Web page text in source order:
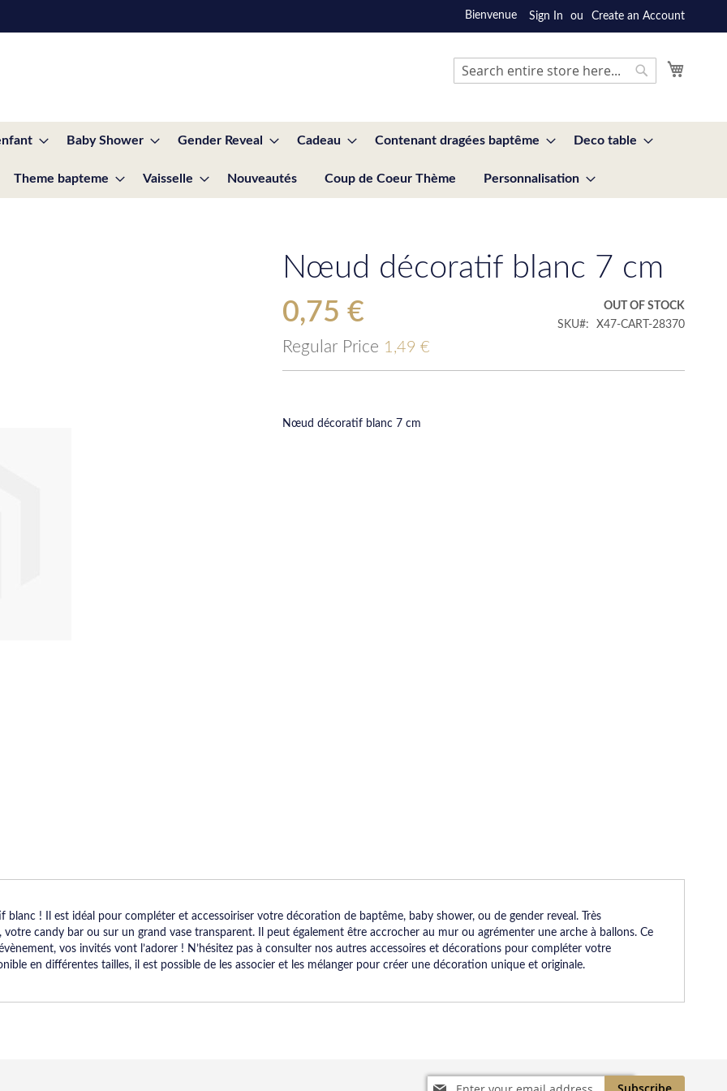
Bienvenue Sign In Create an Account
Search
Baby Shower Gender Reveal Cadeau Contenant dragées baptême Deco table
Theme bapteme Vaisselle Nouveautés Coup de Coeur Thème Personnalisation
Nœud décoratif blanc 7 cm
Special
0,75 €
Regular Price 1,49 €
OUT OF STOCK
SKU
X47-CART-28370
Nœud décoratif blanc 7 cm
! Il est idéal pour compléter et accessoiriser votre décoration de baptême, baby shower, ou de gender reveal. Très
candy bar ou sur un grand vase transparent. Il peut également être accrocher au mur ou agrémenter une arche à ballons. Ce
vos invités vont l’adorer ! N’hésitez pas à consulter nos autres accessoires et décorations pour compléter votre
en différentes tailles, il est possible de les associer et les mélanger pour créer une décoration unique et originale.
Sign